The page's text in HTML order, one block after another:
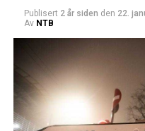
Publisert 2 år siden den 22.
Av NTB